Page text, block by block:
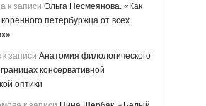
к записи Ольга Несмеянова. «Как
петербуржца от всех
к записи Анатомия филологического
консервативной
оптики